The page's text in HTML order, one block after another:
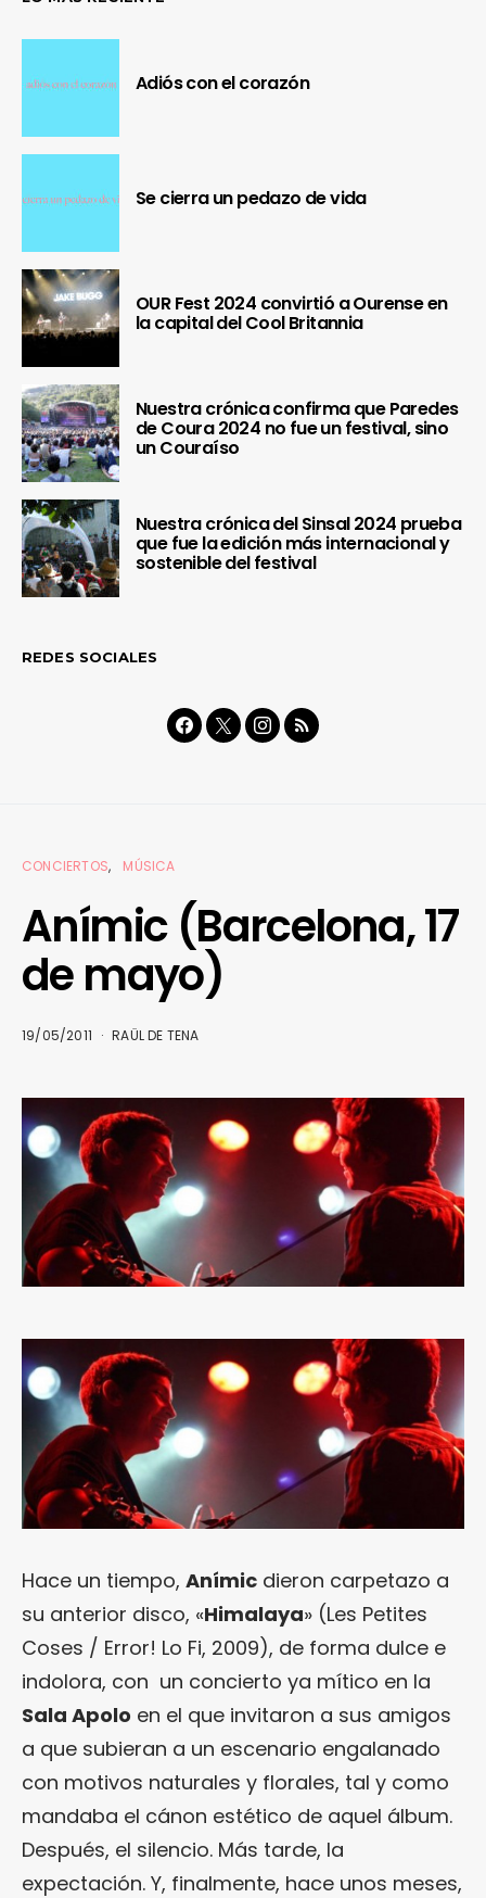
Adiós con el corazón
Se cierra un pedazo de vida
OUR Fest 2024 convirtió a Ourense en
la capital del Cool Britannia
Nuestra crónica confirma que Paredes
de Coura 2024 no fue un festival, sino
un Couraíso
Nuestra crónica del Sinsal 2024 prueba
que fue la edición más internacional y
sostenible del festival
REDES SOCIALES
CONCIERTOS MÚSICA
Anímic (Barcelona, 17
de mayo)
19/05/2011 RAÜL DE TENA
Hace un tiempo, Anímic dieron carpetazo a
su anterior disco, «Himalaya» (Les Petites
Coses / Error! Lo Fi, 2009), de forma dulce e
indolora, con un concierto ya mítico en la
Sala Apolo en el que invitaron a sus amigos
a que subieran a un escenario engalanado
con motivos naturales y florales, tal y como
mandaba el cánon estético de aquel álbum.
Después, el silencio. Más tarde, la
expectación. Y, finalmente, hace unos meses,